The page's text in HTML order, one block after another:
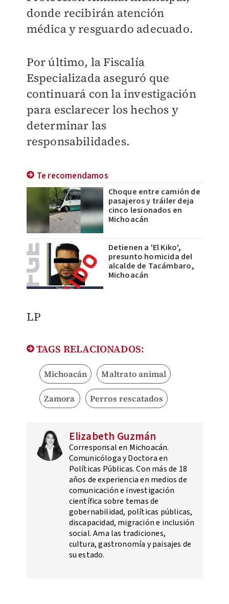
donde recibirán atención
médica y resguardo adecuado.
Por último, la Fiscalía
Especializada aseguró que
continuará con la investigación
para esclarecer los hechos y
determinar las
responsabilidades.
Te recomendamos
Choque entre camión de
pasajeros y tráiler deja
cinco lesionados en
Michoacán
Detienen a 'El Kiko',
presunto homicida del
alcalde de Tacámbaro,
Michoacán
LP
TAGS RELACIONADOS:
Michoacán Maltrato animal
Zamora Perros rescatados
Elizabeth Guzmán
Corresponsal en Michoacán.
Comunicóloga y Doctora en
Políticas Públicas. Con más de 18
años de experiencia en medios de
comunicación e investigación
científica sobre temas de
gobernabilidad, políticas públicas,
discapacidad, migración e inclusión
social. Ama las tradiciones,
cultura, gastronomía y paisajes de
su estado.